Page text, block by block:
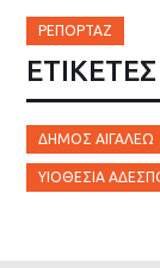
ΡΕΠΟΡΤΆΖ
ΕΤΙΚΈΤΕΣ
ΔΉΜΟΣ ΑΙΓΆΛΕΩ
ΥΙΟΘΕΣΊΑ